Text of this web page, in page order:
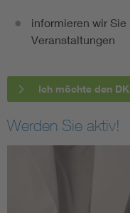
informieren wir
Veranstaltungen
Ich möchte den
Werden Sie aktiv!